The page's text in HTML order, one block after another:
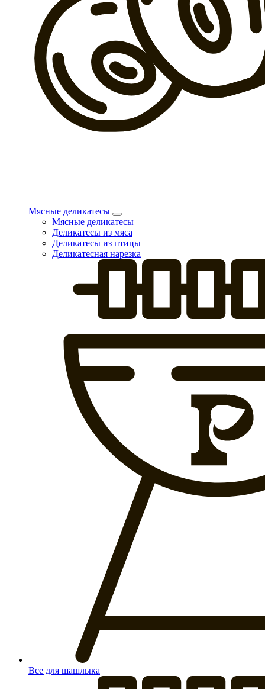
Мясные деликатесы
Мясные деликатесы
Деликатесы из мяса
Деликатесы из птицы
Деликатесная нарезка
Все для шашлыка